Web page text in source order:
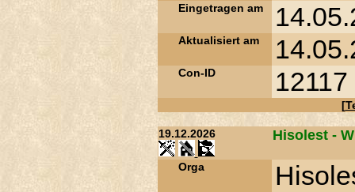
Eingetragen am
Aktualisiert am
Con-ID 12117
[
19.12.2026 Hisolest -
Orga